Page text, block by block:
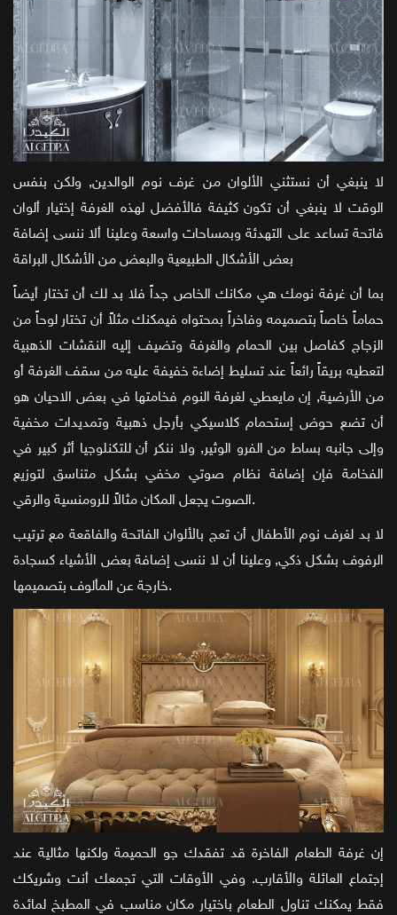
لا ينبغي أن نستثني الألوان من غرف نوم الوالدين, ولكن بنفس
الوقت لا ينبغي أن تكون كثيفة فالأفضل لهذه الغرفة إختيار ألوان
فاتحة تساعد على التهدئة وبمساحات واسعة وعلينا ألا ننسى إضافة
بعض الأشكال الطبيعية والبعض من الأشكال البراقة
بما أن غرفة نومك هي مكانك الخاص جداً فلا بد لك أن تختار أيضاً
حماماً خاصاً بتصميمه وفاخراً بمحتواه فيمكنك مثلاً أن تختار لوحاً من
الزجاج كفاصل بين الحمام والغرفة وتضيف إليه النقشات الذهبية
لتعطيه بريقاً رائعاً عند تسليط إضاءة خفيفة عليه من سقف الغرفة أو
من الأرضية, إن مايعطي لغرفة النوم فخامتها في بعض الاحيان هو
أن تضع حوض إستحمام كلاسيكي بأرجل ذهبية وتمديدات مخفية
وإلى جانبه بساط من الفرو الوثير, ولا ننكر أن للتكنلوجيا أثر كبير في
الفخامة فإن إضافة نظام صوتي مخفي بشكل متناسق لتوزيع
الصوت يجعل المكان مثالاً للرومنسية والرقي.
لا بد لغرف نوم الأطفال أن تعج بالألوان الفاتحة والفاقعة مع ترتيب
الرفوف بشكل ذكي, وعلينا أن لا ننسى إضافة بعض الأشياء كسجادة
خارجة عن المألوف بتصميمها.
إن غرفة الطعام الفاخرة قد تفقدك جو الحميمة ولكنها مثالية عند
إجتماع العائلة والأقارب. وفي الأوقات التي تجمعك أنت وشريكك
فقط يمكنك تناول الطعام باختيار مكان مناسب في المطبخ لمائدة